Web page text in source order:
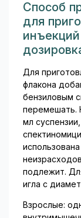
Способ
для
Для
флакона
бензиловым
перемешать.
мл
подлежит.
игла с
Взрослые: